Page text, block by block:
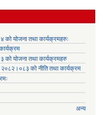
को योजना तथा कार्यक्रमहरुः
को योजना तथा कार्यक्रमहरु
को नीति तथा कार्यक्रम
अन्य